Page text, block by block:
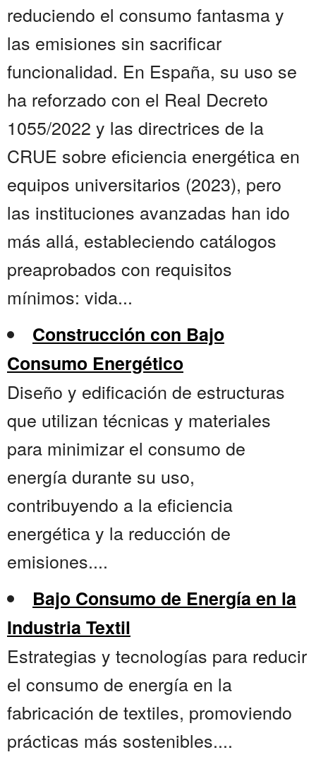
reduciendo el consumo fantasma y
las emisiones sin sacrificar
funcionalidad. En España, su uso se
ha reforzado con el Real Decreto
1055/2022 y las directrices de la
CRUE sobre eficiencia energética en
equipos universitarios (2023), pero
las instituciones avanzadas han ido
más allá, estableciendo catálogos
preaprobados con requisitos
mínimos: vida...
Construcción con Bajo
Consumo Energético
Diseño y edificación de estructuras
que utilizan técnicas y materiales
para minimizar el consumo de
energía durante su uso,
contribuyendo a la eficiencia
energética y la reducción de
emisiones....
Bajo Consumo de Energía en la
Industria Textil
Estrategias y tecnologías para reducir
el consumo de energía en la
fabricación de textiles, promoviendo
prácticas más sostenibles....